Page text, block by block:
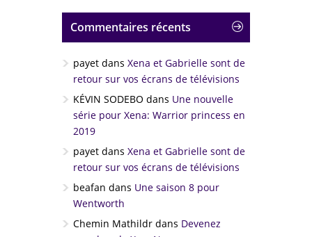
Commentaires récents
payet dans Xena et Gabrielle sont de
retour sur vos écrans de télévisions
KÉVIN SODEBO dans Une nouvelle
série pour Xena: Warrior princess en
2019
payet dans Xena et Gabrielle sont de
retour sur vos écrans de télévisions
beafan dans Une saison 8 pour
Wentworth
Chemin Mathildr dans Devenez